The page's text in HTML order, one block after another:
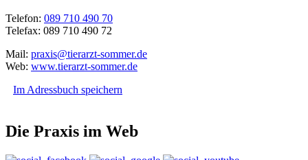
Telefon: 089 710 490 70
Telefax: 089 710 490 72
Mail: praxis@tierarzt-sommer.de
Web: www.tierarzt-sommer.de
Im Adressbuch speichern
Die Praxis im Web